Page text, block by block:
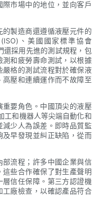
市場中的地位，並向客戶
製造商還遵循液壓元件的
、美國國家標準協會
還採用先進的測試規程，包
和疲勞壽命測試，以根據
格的測試流程對於確保液
壓和連續運作而不故障至
要角色。中國頂尖的液壓
工和機器人等尖端自動化和
少人為誤差。即時品質監
早發現並糾正缺陷，從而
流程；許多中國企業與信
些合作確保了對生產聲明
信任保障。第三方認證機
廠檢查，以確認產品符合